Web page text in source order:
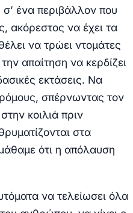
σ’ ένα περιβάλλον που
ακόρεστος να έχει τα
να τρώει ντομάτες
απαίτηση να κερδίζει
εκτάσεις. Να
σπέρνωντας τον
κοιλιά πριν
στα
ότι η απόλαυση
να τελείωσει όλα